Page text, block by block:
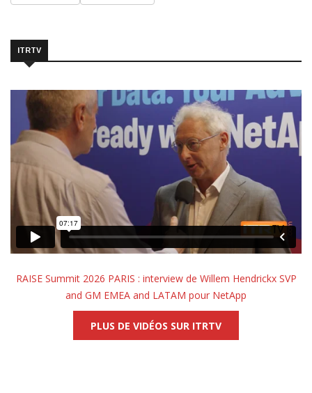
ITRTV
RAISE Summit 2026 PARIS : interview de Willem Hendrickx SVP
and GM EMEA and LATAM pour NetApp
PLUS DE VIDÉOS SUR ITRTV